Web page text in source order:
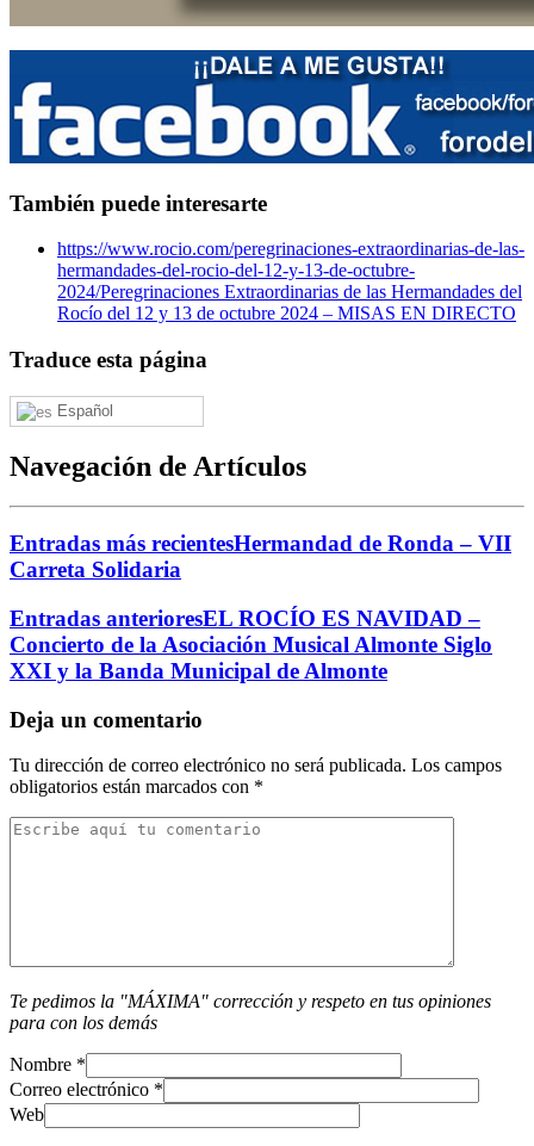
También puede interesarte
https://www.rocio.com/peregrinaciones-extraordinarias-de-las-
hermandades-del-rocio-del-12-y-13-de-octubre-
2024/Peregrinaciones Extraordinarias de las Hermandades del
Rocío del 12 y 13 de octubre 2024 – MISAS EN DIRECTO
Traduce esta página
Español
Navegación de Artículos
Entradas más recientesHermandad de Ronda – VII
Carreta Solidaria
Entradas anterioresEL ROCÍO ES NAVIDAD –
Concierto de la Asociación Musical Almonte Siglo
XXI y la Banda Municipal de Almonte
Deja un comentario
Tu dirección de correo electrónico no será publicada. Los campos
obligatorios están marcados con *
Te pedimos la "MÁXIMA" corrección y respeto en tus opiniones
para con los demás
Nombre *
Correo electrónico *
Web